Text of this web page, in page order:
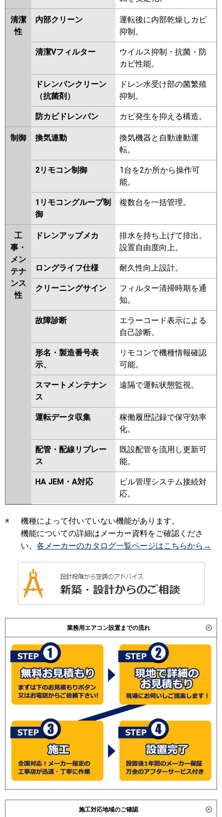
清潔
性
内部クリーン
運転後に内部乾燥しカビ
抑制。
清潔Vフィルター
ウイルス抑制・抗菌・防
カビ性能。
ドレンパンクリーン
（抗菌剤）
ドレン水受け部の菌繁殖
抑制。
防カビドレンパン カビ発生を抑える構造。
制御 換気連動
換気機器と自動連動運
転。
2リモコン制御
1台を2か所から操作可
能。
1リモコングループ制
御
複数台を一括管理。
工
事・
メン
テナ
ンス
性
ドレンアップメカ
排水を持ち上げて排出。
設置自由度向上。
ロングライフ仕様 耐久性向上設計。
クリーニングサイン
フィルター清掃時期を通
知。
故障診断
エラーコード表示による
自己診断。
形名・製造番号表
示、
リモコンで機種情報確認
可能。
スマートメンテナン
ス
遠隔で運転状態監視。
運転データ収集
稼働履歴記録で保守効率
化。
配管・配線リプレー
ス
既設配管を流用し更新可
能。
HA JEM・A対応
ビル管理システム接続対
応。
※
機種によって付いていない機能があります。
機能についての詳細はメーカー資料をご確認くださ
い。 各メーカーのカタログ一覧ページはこちらから→
業務用エアコン設置までの流れ
施工対応地域のご確認